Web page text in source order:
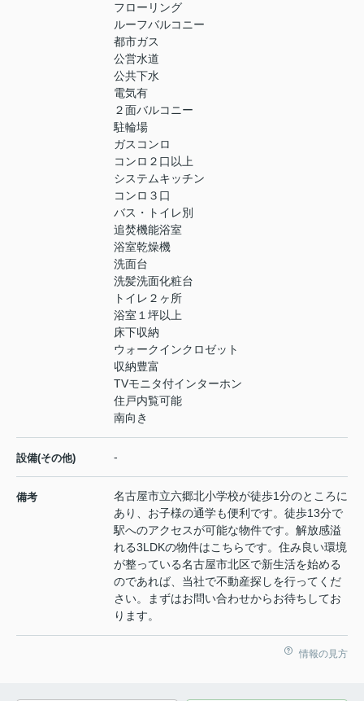
フローリング
ルーフバルコニー
都市ガス
公営水道
公共下水
電気有
２面バルコニー
駐輪場
ガスコンロ
コンロ２口以上
システムキッチン
コンロ３口
バス・トイレ別
追焚機能浴室
浴室乾燥機
洗面台
洗髪洗面化粧台
トイレ２ヶ所
浴室１坪以上
床下収納
ウォークインクロゼット
収納豊富
TVモニタ付インターホン
住戸内覧可能
南向き
設備(その他) -
備考
名古屋市立六郷北小学校が徒歩1分のところに
あり、お子様の通学も便利です。徒歩13分で
駅へのアクセスが可能な物件です。解放感溢
れる3LDKの物件はこちらです。住み良い環境
が整っている名古屋市北区で新生活を始める
のであれば、当社で不動産探しを行ってくだ
さい。まずはお問い合わせからお待ちしてお
ります。
情報の見方